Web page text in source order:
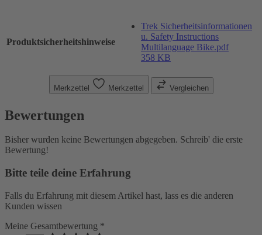
Produktsicherheitshinweise
Trek Sicherheitsinformationen
u. Safety Instructions
Multilanguage Bike.pdf
358 KB
Merkzettel Merkzettel Vergleichen
Bewertungen
Bisher wurden keine Bewertungen abgegeben. Schreib' die erste
Bewertung!
Bitte teile deine Erfahrung
Falls du Erfahrung mit diesem Artikel hast, lass es die anderen
Kunden wissen
Meine Gesamtbewertung *